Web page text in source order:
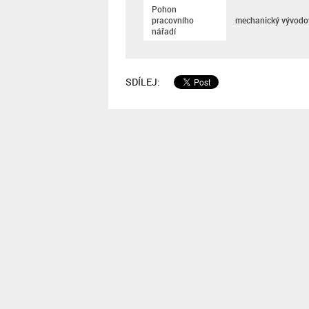
Pohon
pracovního
nářadí
mechanický
SDÍLEJ: